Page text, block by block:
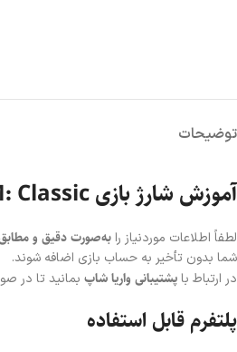
توضیحات
آموزش شارژ بازی Dragon Nest M: Classic
لطفاً اطلاعات موردنیاز را به‌صورت دقیق و
شما بدون تأخیر به حساب بازی اضافه شوند.
در ارتباط باپشتیبانی واریا شاپ بمانید تا در
پلتفرم قابل استفاده